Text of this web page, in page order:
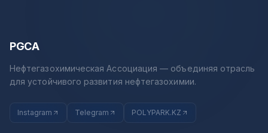
PGCA
Нефтегазохимическая Ассоциация — объединяя отрасль
для устойчивого развития нефтегазохимии.
Instagram Telegram POLYPARK.KZ